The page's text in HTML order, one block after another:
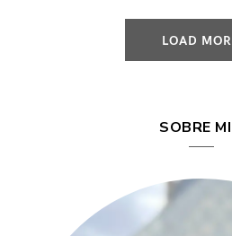
LOAD
SOBRE